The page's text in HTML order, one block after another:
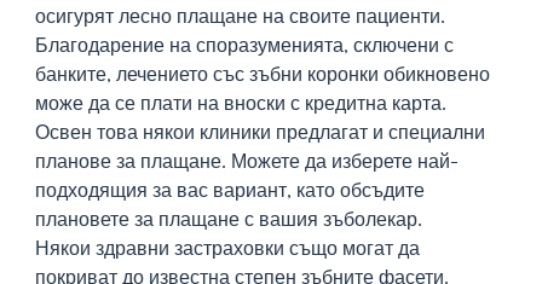
осигурят лесно плащане на своите пациенти.
Благодарение на споразуменията, сключени с
банките, лечението със зъбни коронки обикновено
може да се плати на вноски с кредитна карта.
Освен това някои клиники предлагат и специални
планове за плащане. Можете да изберете най-
подходящия за вас вариант, като обсъдите
плановете за плащане с вашия зъболекар.
Някои здравни застраховки също могат да
покриват до известна степен зъбните фасети.